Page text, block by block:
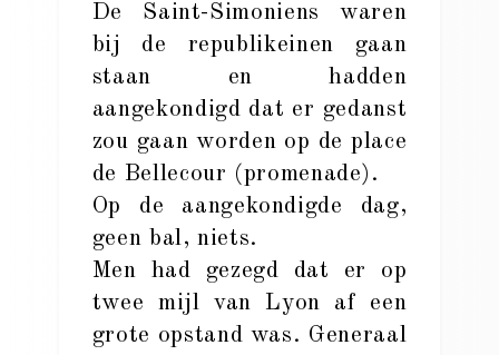
De Saint-Simoniens waren
bij de republikeinen gaan
staan en hadden
aangekondigd dat er gedanst
zou gaan worden op de place
de Bellecour (promenade).
Op de aangekondigde dag,
geen bal, niets.
Men had gezegd dat er op
twee mijl van Lyon af een
grote opstand was. Generaal